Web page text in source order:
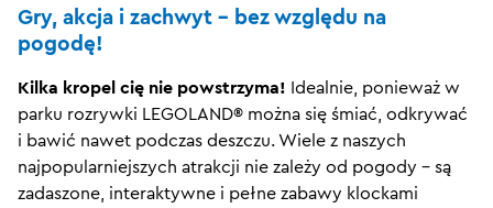
Gry, akcja i zachwyt – bez względu na
pogodę!
Kilka kropel cię nie powstrzyma! Idealnie, ponieważ w
parku rozrywki LEGOLAND® można się śmiać, odkrywać
i bawić nawet podczas deszczu. Wiele z naszych
najpopularniejszych atrakcji nie zależy od pogody - są
zadaszone, interaktywne i pełne zabawy klockami